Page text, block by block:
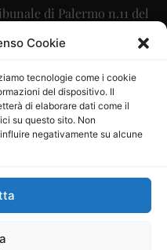
Cookie
tecnologie come i cookie
del dispositivo. Il
di elaborare dati come il
su questo sito. Non
negativamente su alcune
di Palermo n.11 del
Scaglione
Maria Calabrese
Cooperativa a r.l. è
di Comunicazione al